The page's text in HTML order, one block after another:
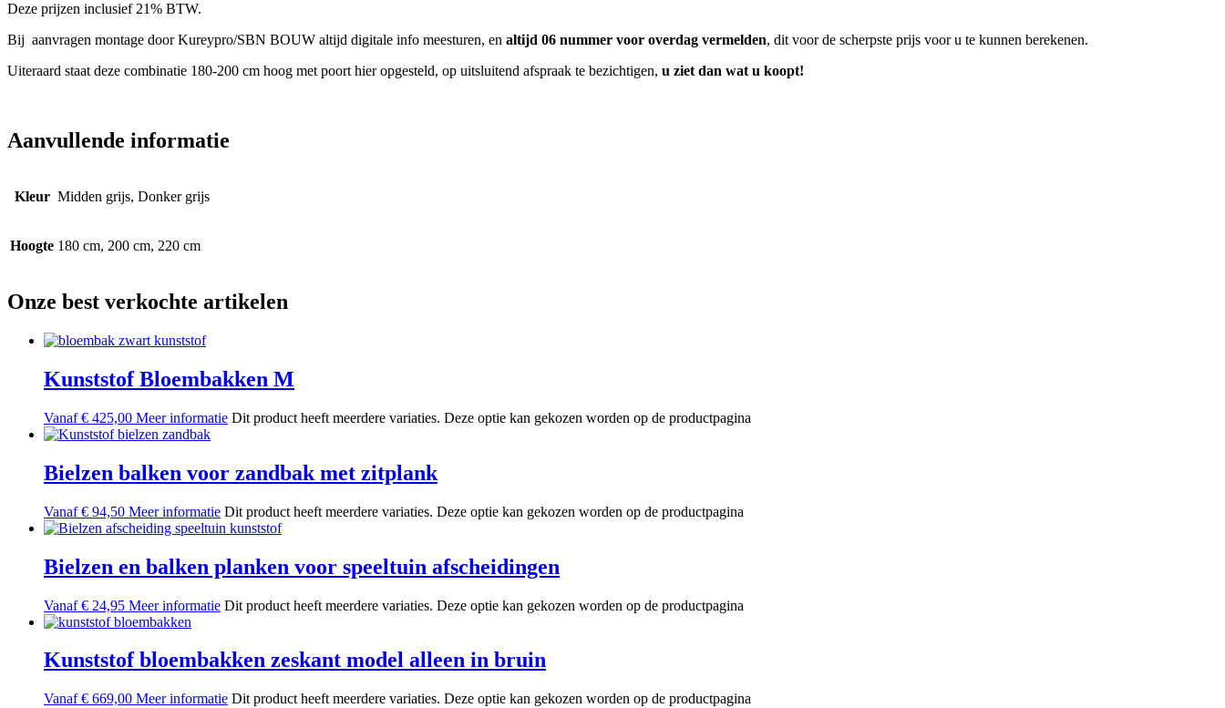
Deze prijzen inclusief 21% BTW.
Bij aanvragen montage door Kureypro/SBN BOUW altijd digitale info meesturen, en altijd 06 nummer voor overdag vermelden, dit voor de scherpste prijs voor u te kunnen berekenen.
Uiteraard staat deze combinatie 180-200 cm hoog met poort hier opgesteld, op uitsluitend afspraak te bezichtigen, u ziet dan wat u koopt!
Aanvullende informatie
Kleur Midden grijs, Donker grijs
Hoogte 180 cm, 200 cm, 220 cm
Onze best verkochte artikelen
Kunststof Bloembakken M
Vanaf € 425,00 Meer informatie Dit product heeft meerdere variaties. Deze optie kan gekozen worden op de productpagina
Bielzen balken voor zandbak met zitplank
Vanaf € 94,50 Meer informatie Dit product heeft meerdere variaties. Deze optie kan gekozen worden op de productpagina
Bielzen en balken planken voor speeltuin afscheidingen
Vanaf € 24,95 Meer informatie Dit product heeft meerdere variaties. Deze optie kan gekozen worden op de productpagina
Kunststof bloembakken zeskant model alleen in bruin
Vanaf € 669,00 Meer informatie Dit product heeft meerdere variaties. Deze optie kan gekozen worden op de productpagina